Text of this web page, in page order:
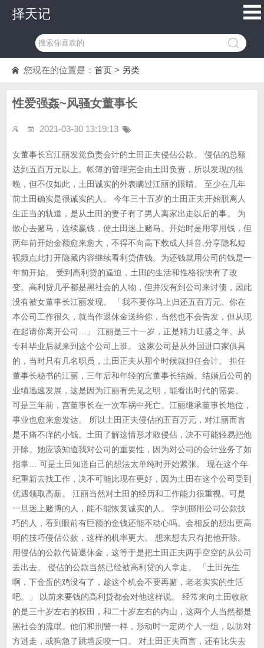
择天记
您现在的位置是： 首页 > 另类
性爱强姦~风骚女董事长
2021-03-30 13:19:13
女董事长宫江丽发觉负责会计的土田正夫侵佔公款。 侵佔的总额
达到五百万元以上。帐簿的管理完全由土田负责，所以发现的很
晚，但不仅如此，土田诚实的外表瞒过江丽的眼睛。 至少在几年
前土田确实是很诚实的人。 今年三十五岁的土田正夫开始脱离人
生正当的轨道，是从土田的妻子有了男人离家出走以后的事。 为
散心去赌马，连续赢钱，使土田迷上赌马。开始时是用零用钱，但
两年前开始金额愈来愈大，不得不向高下载成人抖音,分享隐私短
视频点此打开隐藏内容继续看利贷借钱。为还钱就用公司的钱是一
年前开始。 受到高利贷的逼迫，土田的生活和性格很快有了改
变。高利贷几乎都是黑社会的人物，但并没有到公司来讨债，因此
没有被女董事长江丽发现。 「我不要你马上归还五百万元。你在
本公司工作很久，就当作退休金送给你，当然也不会告发，但从现
在起请你离开公司…」 江丽是三十一岁，正是精力旺盛之年。从
专科毕业后就来到这个公司上班。 这家公司是从外国进口家俱具
的，当时只有几名职员，土田正夫从那个时候就担任会计。 担任
董事长秘书的江丽，三年后和年轻的宫董事长结婚。结婚后公司的
业绩迅速发展，这是因为江丽有先见之明，能看出时代的需要。
可是三年前，宫董事长在一次车祸中死亡。江丽继承董事长地位，
事业也愈来愈发达。 所以土田正夫侵佔的五百万元，对江丽而言
是不痛不痒的小钱。土田了解这情形才敢侵佔，决不可能轻易把他
开除。她应该知道我对公司的重要性，因为对公司的会计业务了如
指掌… 可是土田知道自己的想法太单纯时开始紧张。 现在这个年
纪重新去找工作，决不可能比现在更好，因为土田在这个公司受到
优遇领取高薪。 江丽当然对土田的经历和工作能力很重视。可是
一旦迷上赌博的人，能不能恢复诚实的人。 学到挪用公司公款技
巧的人，看到眼前有巨额的金钱还能不动心吗。会相反的想出更高
明的技巧侵佔公款，这样的机率更大。 想来想去只有把他开除。
用侵佔的公款代替退休金，这等于是把土田正夫两手空空的从公司
丢出去。 侵佔的公款当然已经被高利贷的人拿走。 「土田先生
啊，下金蛋的鸡没有了，趁这个机会不要再赌，老老实实的生活
吧。」 以前来要钱的高利贷都会对他这样说。 经常来向土田收款
的是三十岁左右的权田，和二十岁左右的内山，这两个人当然都是
黑社会的流氓。他们和刑警一样，形动时一定两个人一组，以防对
方逃走，或狗急了跳墙反咬一口。 对土田正夫而言，还有比失去